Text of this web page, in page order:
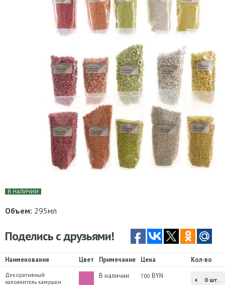
В НАЛИЧИИ
Объем: 295мл
Поделись с друзьями!
Наименование Цвет Примечание Цена Кол-во
Декоративный
наполнитель камушки
В наличии 7.00 BYN
шт.